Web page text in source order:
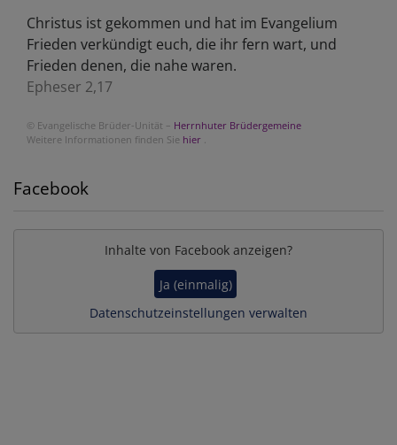
Christus ist gekommen und hat im Evangelium
Frieden verkündigt euch, die ihr fern wart, und
Frieden denen, die nahe waren.
Epheser 2,17
© Evangelische Brüder-Unität – Herrnhuter Brüdergemeine
Weitere Informationen finden Sie hier .
Facebook
Inhalte von Facebook anzeigen?
Ja (einmalig)
Datenschutzeinstellungen verwalten